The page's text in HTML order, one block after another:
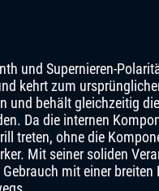
und Supernieren-
kehrt zum
und behält gleichzeitig
Da die internen
treten, ohne die
Mit seiner soliden
mit einer